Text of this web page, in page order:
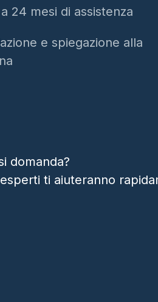
a 24 mesi di assistenza
e spiegazione alla
domanda?
ti aiuteranno